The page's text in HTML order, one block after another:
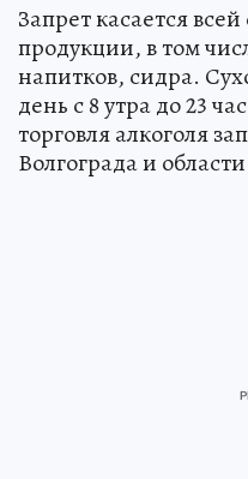
Запрет касается
продукции, в том
напитков, сидра.
день с 8 утра до 23
торговля алкоголя
Волгограда и